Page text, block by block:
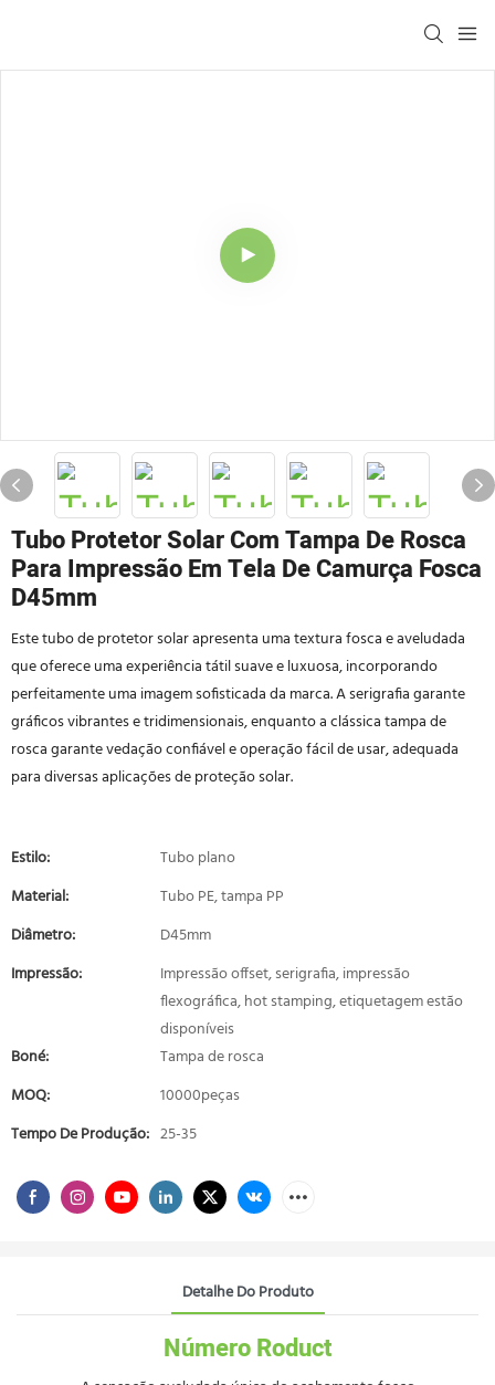
Tubo Protetor Solar Com Tampa De Rosca
Para Impressão Em Tela De Camurça Fosca
D45mm
Este tubo de protetor solar apresenta uma textura fosca e aveludada
que oferece uma experiência tátil suave e luxuosa, incorporando
perfeitamente uma imagem sofisticada da marca. A serigrafia garante
gráficos vibrantes e tridimensionais, enquanto a clássica tampa de
rosca garante vedação confiável e operação fácil de usar, adequada
para diversas aplicações de proteção solar.
Estilo:
Tubo plano
Material:
Tubo PE, tampa PP
Diâmetro:
D45mm
Impressão:
Impressão offset, serigrafia, impressão
flexográfica, hot stamping, etiquetagem estão
disponíveis
Boné:
Tampa de rosca
MOQ:
10000peças
Tempo De Produção: 25-35
Detalhe Do Produto
Número Roduct